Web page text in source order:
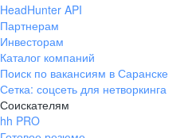
HeadHunter API
Партнерам
Инвесторам
Каталог компаний
Поиск по вакансиям в Саранске
Сетка: соцсеть для нетворкинга
Соискателям
hh PRO